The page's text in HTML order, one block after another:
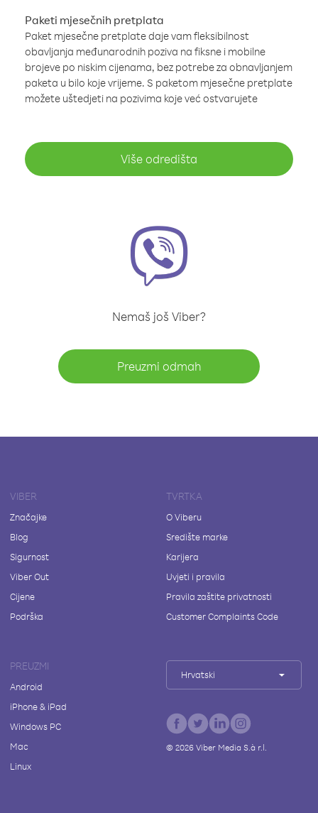
Paketi mjesečnih pretplata
Paket mjesečne pretplate daje vam fleksibilnost
obavljanja međunarodnih poziva na fiksne i mobilne
brojeve po niskim cijenama, bez potrebe za obnavljanjem
paketa u bilo koje vrijeme. S paketom mjesečne pretplate
možete uštedjeti na pozivima koje već ostvarujete
Više odredišta
Nemaš još Viber?
Preuzmi odmah
VIBER
Značajke
Blog
Sigurnost
Viber Out
Cijene
Podrška
TVRTKA
O Viberu
Središte marke
Karijera
Uvjeti i pravila
Pravila zaštite privatnosti
Customer Complaints Code
PREUZMI
Android
iPhone & iPad
Windows PC
Mac
Linux
Hrvatski
© 2026Viber Media S.à r.l.